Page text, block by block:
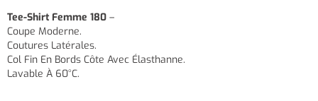
Tee-Shirt Femme 180 –
Coupe Moderne.
Coutures Latérales.
Col Fin En Bords Côte Avec Élasthanne.
Lavable À 60°C.